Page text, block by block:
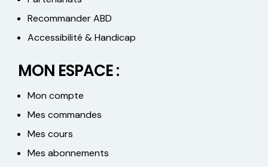
Recommander ABD
Accessibilité & Handicap
MON ESPACE :
Mon compte
Mes commandes
Mes cours
Mes abonnements